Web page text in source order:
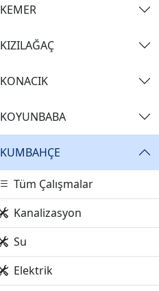
KEMER
KIZILAĞAÇ
KONACIK
KOYUNBABA
KUMBAHÇE
Tüm Çalışmalar
Kanalizasyon
Su
Elektrik